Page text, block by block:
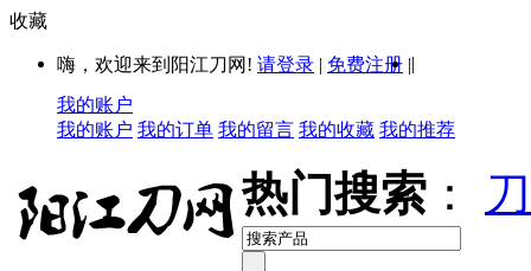
收藏
嗨，欢迎来到阳江刀网! 请登录 | 免费注册 ||
我的账户
我的账户 我的订单 我的留言 我的收藏 我的推荐
热门搜索 ：